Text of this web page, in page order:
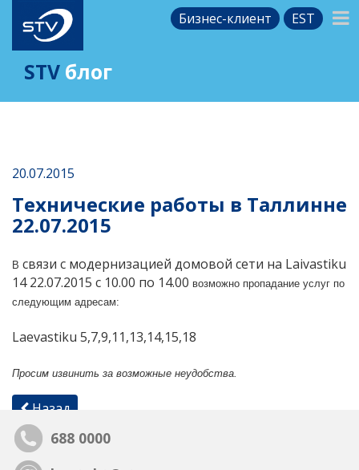
Бизнес-клиент EST
STV блог
20.07.2015
Технические работы в Таллинне
22.07.2015
В связи с модернизацией домовой сети на Laivastiku
14 22.07.2015 c 10.00 по 14.00 возможно пропадание услуг по
следующим адресам:
Laevastiku 5,7,9,11,13,14,15,18
Просим извинить за возможные неудобства.
Назад
688 0000